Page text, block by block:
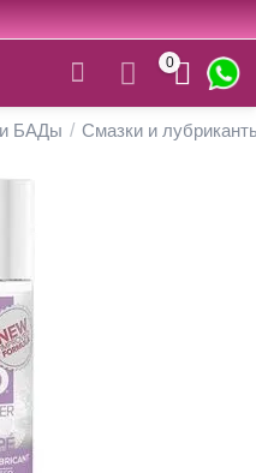
0
и БАДы / Смазки и